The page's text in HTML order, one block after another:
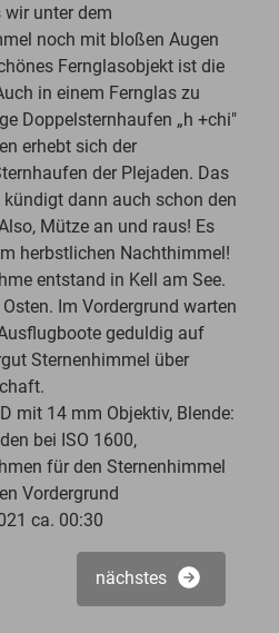
wir unter dem
noch mit bloßen Augen
Fernglasobjekt ist die
in einem Fernglas zu
Doppelsternhaufen „h +chi"
erhebt sich der
der Plejaden. Das
dann auch schon den
Mütze an und raus! Es
herbstlichen Nachthimmel!
entstand in Kell am See.
Im Vordergrund warten
geduldig auf
Sternenhimmel über
mit 14 mm Objektiv, Blende:
bei ISO 1600,
für den Sternenhimmel
Vordergrund
ca. 00:30
nächstes